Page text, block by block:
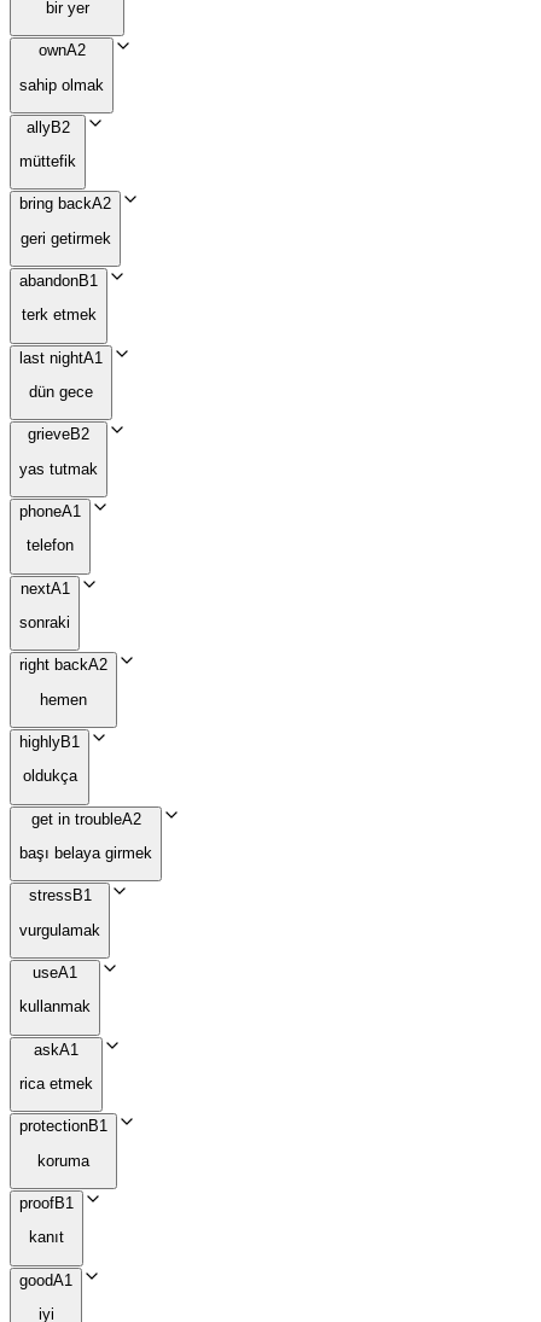
bir yer
ownA2
sahip olmak
allyB2
müttefik
bring backA2
geri getirmek
abandonB1
terk etmek
last nightA1
dün gece
grieveB2
yas tutmak
phoneA1
telefon
nextA1
sonraki
right backA2
hemen
highlyB1
oldukça
get in troubleA2
başı belaya girmek
stress B1
vurgulamak
useA1
kullanmak
askA1
rica etmek
protectionB1
koruma
proofB1
kanıt
goodA1
iyi